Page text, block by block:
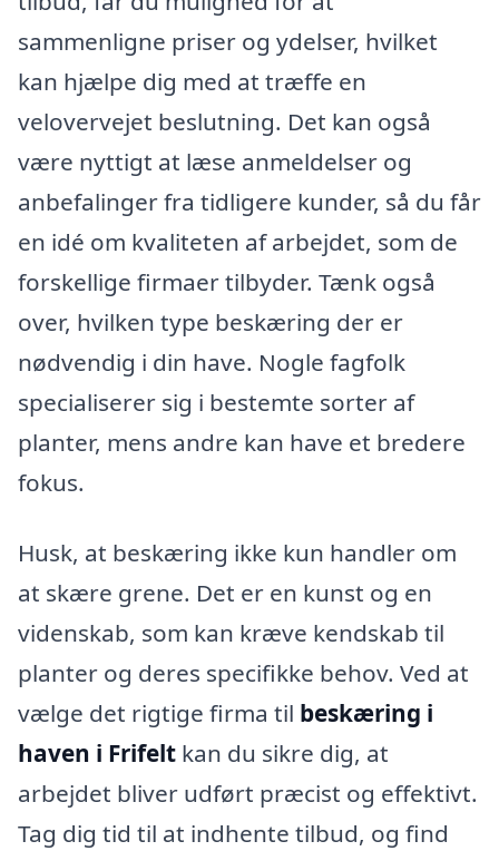
sammenligne priser og ydelser, hvilket
kan hjælpe dig med at træffe en
velovervejet beslutning. Det kan også
være nyttigt at læse anmeldelser og
anbefalinger fra tidligere kunder, så du får
en idé om kvaliteten af arbejdet, som de
forskellige firmaer tilbyder. Tænk også
over, hvilken type beskæring der er
nødvendig i din have. Nogle fagfolk
specialiserer sig i bestemte sorter af
planter, mens andre kan have et bredere
fokus.
Husk, at beskæring ikke kun handler om
at skære grene. Det er en kunst og en
videnskab, som kan kræve kendskab til
planter og deres specifikke behov. Ved at
vælge det rigtige firma til beskæring i
haven i Frifelt kan du sikre dig, at
arbejdet bliver udført præcist og effektivt.
Tag dig tid til at indhente tilbud, og find